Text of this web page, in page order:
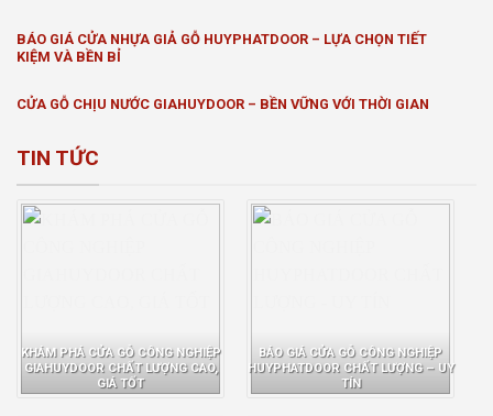
BÁO GIÁ CỬA NHỰA GIẢ GỖ HUYPHATDOOR – LỰA CHỌN TIẾT
KIỆM VÀ BỀN BỈ
CỬA GỖ CHỊU NƯỚC GIAHUYDOOR – BỀN VỮNG VỚI THỜI GIAN
TIN TỨC
KHÁM PHÁ CỬA GỖ CÔNG NGHIỆP
GIAHUYDOOR CHẤT LƯỢNG CAO,
GIÁ TỐT
BÁO GIÁ CỬA GỖ CÔNG NGHIỆP
HUYPHATDOOR CHẤT LƯỢNG – UY
TÍN